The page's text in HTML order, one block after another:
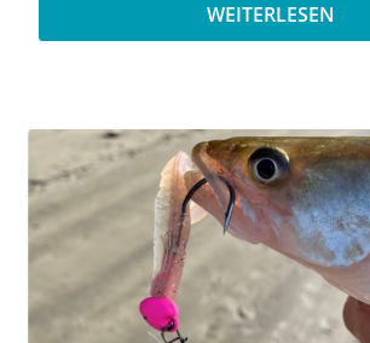
WEITERLESEN